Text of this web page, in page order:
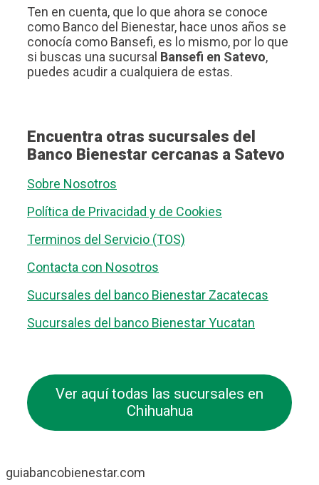
Ten en cuenta, que lo que ahora se conoce
como Banco del Bienestar, hace unos años se
conocía como Bansefi, es lo mismo, por lo que
si buscas una sucursal Bansefi en Satevo,
puedes acudir a cualquiera de estas.
Encuentra otras sucursales del
Banco Bienestar cercanas a Satevo
Sobre Nosotros
Política de Privacidad y de Cookies
Terminos del Servicio (TOS)
Contacta con Nosotros
Sucursales del banco Bienestar Zacatecas
Sucursales del banco Bienestar Yucatan
Ver aquí todas las sucursales en
Chihuahua
guiabancobienestar.com